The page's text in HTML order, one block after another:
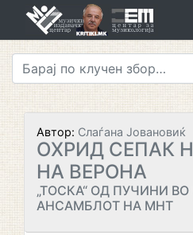
Автор: Слаѓана Јовановиќ
ОХРИД СЕПАК
НА ВЕРОНА
„ТОСКА“ ОД ПУЧИНИ
АНСАМБЛОТ НА МНТ